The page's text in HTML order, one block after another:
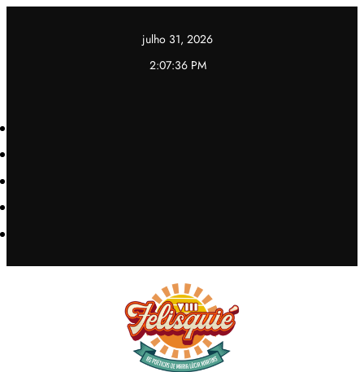
julho 31, 2026
2:07:36 PM